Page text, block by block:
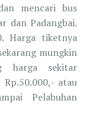
mencari bus
dan Padangbai.
Harga tiketnya
mungkin
harga sekitar
atau
Pelabuhan